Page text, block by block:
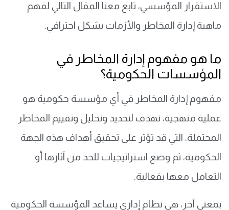
الاستقرار المؤسسي، تابع معنا المقال التالي لفهم
ماهية إدارة المخاطر والأزمات بشكل احترافي.
ما هو مفهوم إدارة المخاطر في
المؤسسات الحكومية؟
مفهوم إدارة المخاطر في أي مؤسسة حكومية هو
عملية منهجية، تهدف لتحديد وتحليل وتقييم المخاطر
المحتملة، التي قد تؤثر على تحقيق أهداف هذه الجهة
الحكومية، ثم وضع استراتيجيات للحد من آثارها أو
التعامل معها بفعالية.
بمعنى آخر، هي نظام إداري يساعد المؤسسة الحكومية